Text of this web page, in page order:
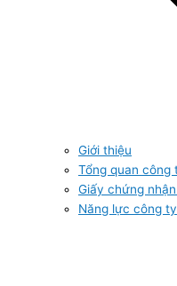
Giới thiệu
Tổng quan công
Giấy chứng
Năng lực công ty